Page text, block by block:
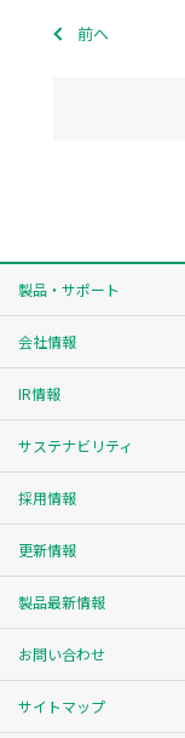
前へ
製品・サポート
会社情報
IR情報
サステナビリティ
採用情報
更新情報
製品最新情報
お問い合わせ
サイトマップ